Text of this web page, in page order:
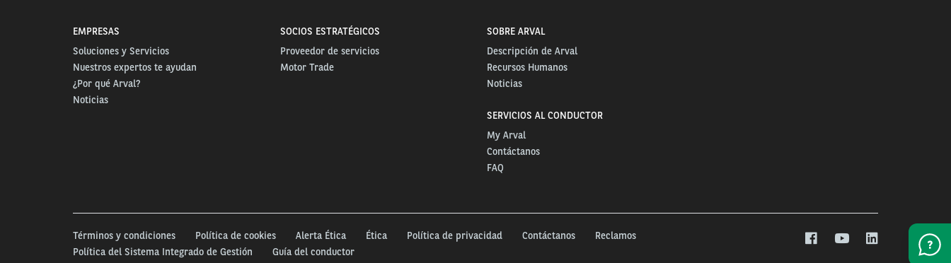
EMPRESAS
Soluciones y Servicios
Nuestros expertos te ayudan
¿Por qué Arval?
Noticias
SOCIOS ESTRATÉGICOS
Proveedor de servicios
Motor Trade
SOBRE ARVAL
Descripción de Arval
Recursos Humanos
Noticias
SERVICIOS AL CONDUCTOR
My Arval
Contáctanos
FAQ
Términos y condiciones Política de cookies Alerta Ética Ética Política de privacidad Contáctanos
Reclamos
Política del Sistema Integrado de Gestión
Guía del conductor